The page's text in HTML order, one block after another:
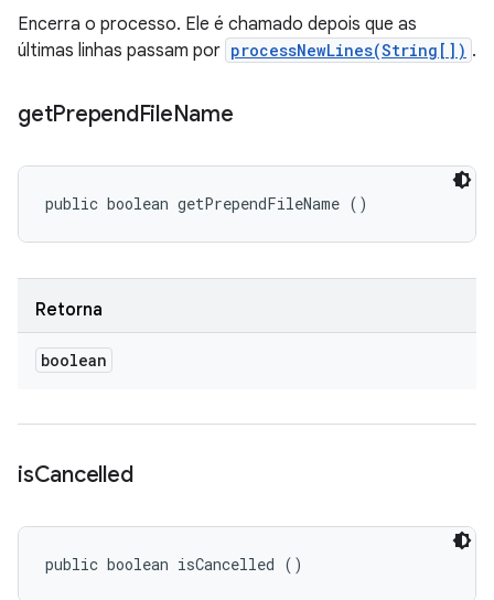
Encerra o processo. Ele é chamado depois que as
últimas linhas passam por processNewLines(String[]) .
getPrependFileName
public boolean getPrependFileName ()
Retorna
boolean
isCancelled
public boolean isCancelled ()